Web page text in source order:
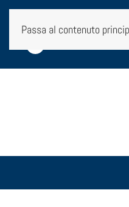
Passa al contenuto
Seguici sui social: